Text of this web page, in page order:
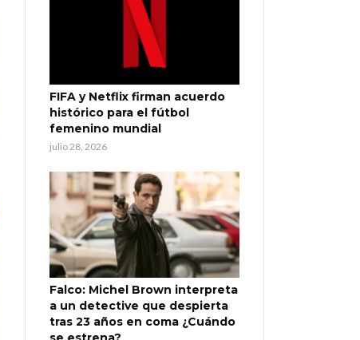
FIFA y Netflix firman acuerdo
histórico para el fútbol
femenino mundial
julio 28, 2026
Falco: Michel Brown interpreta
a un detective que despierta
tras 23 años en coma ¿Cuándo